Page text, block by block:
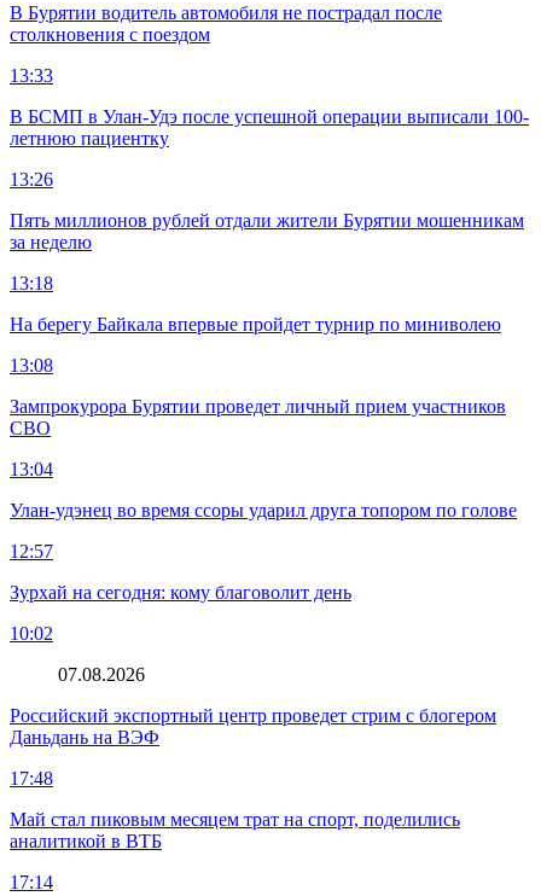
В Бурятии водитель автомобиля не пострадал после
столкновения с поездом
13:33
В БСМП в Улан-Удэ после успешной операции выписали 100-
летнюю пациентку
13:26
Пять миллионов рублей отдали жители Бурятии мошенникам
за неделю
13:18
На берегу Байкала впервые пройдет турнир по миниволею
13:08
Зампрокурора Бурятии проведет личный прием участников
СВО
13:04
Улан-удэнец во время ссоры ударил друга топором по голове
12:57
Зурхай на сегодня: кому благоволит день
10:02
07.08.2026
Российский экспортный центр проведет стрим с блогером
Даньдань на ВЭФ
17:48
Май стал пиковым месяцем трат на спорт, поделились
аналитикой в ВТБ
17:14